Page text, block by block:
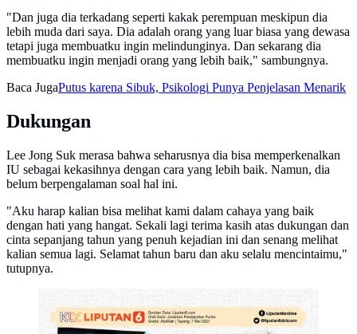
"Dan juga dia terkadang seperti kakak perempuan meskipun dia
lebih muda dari saya. Dia adalah orang yang luar biasa yang dewasa
tetapi juga membuatku ingin melindunginya. Dan sekarang dia
membuatku ingin menjadi orang yang lebih baik," sambungnya.
Baca JugaPutus karena Sibuk, Psikologi Punya Penjelasan Menarik
Dukungan
Lee Jong Suk merasa bahwa seharusnya dia bisa memperkenalkan
IU sebagai kekasihnya dengan cara yang lebih baik. Namun, dia
belum berpengalaman soal hal ini.
"Aku harap kalian bisa melihat kami dalam cahaya yang baik
dengan hati yang hangat. Sekali lagi terima kasih atas dukungan dan
cinta sepanjang tahun yang penuh kejadian ini dan senang melihat
kalian semua lagi. Selamat tahun baru dan aku selalu mencintaimu,"
tutupnya.